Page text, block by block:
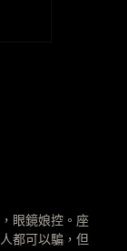
眼鏡娘控。座
都可以騙，但